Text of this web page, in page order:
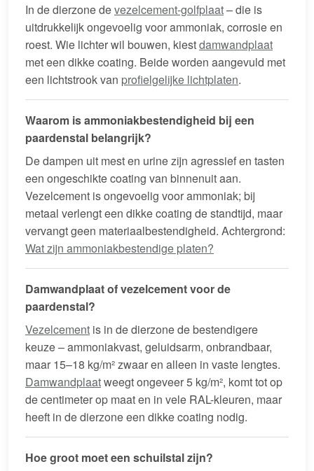
In de dierzone devezelcement-golfplaat– die is
uitdrukkelijk ongevoelig voor ammoniak, corrosie en
roest. Wie lichter wil bouwen, kiestdamwandplaat
met een dikke coating. Beide worden aangevuld met
een lichtstrook van profielgelijke lichtplaten.
Waarom is ammoniakbestendigheid bij een
paardenstal belangrijk?
De dampen uit mest en urine zijn agressief en tasten
een ongeschikte coating van binnenuit aan.
Vezelcement is ongevoelig voor ammoniak; bij
metaal verlengt een dikke coating de standtijd, maar
vervangt geen materiaalbestendigheid. Achtergrond:
Wat zijn ammoniakbestendige platen?
Damwandplaat of vezelcement voor de
paardenstal?
Vezelcement is in de dierzone de bestendigere
keuze – ammoniakvast, geluidsarm, onbrandbaar,
maar 15–18 kg/m² zwaar en alleen in vaste lengtes.
Damwandplaatweegt ongeveer 5 kg/m², komt tot op
de centimeter op maat en in vele RAL-kleuren, maar
heeft in de dierzone een dikke coating nodig.
Hoe groot moet een schuilstal zijn?